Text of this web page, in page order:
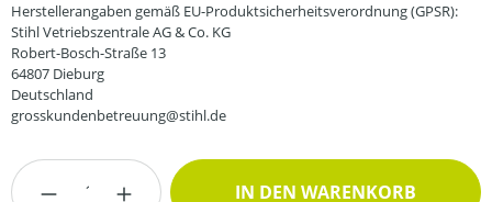
Herstellerangaben gemäß EU-Produktsicherheitsverordnung (GPSR):
Stihl Vetriebszentrale AG & Co. KG
Robert-Bosch-Straße 13
64807 Dieburg
Deutschland
grosskundenbetreuung@stihl.de
Produkt Anzahl: Gib den gewünschten
IN DEN WARENKORB